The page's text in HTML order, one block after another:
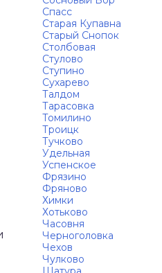
Спасс
Старая Купавна
Старый Снопок
Столбовая
Стулово
Ступино
Сухарево
Талдом
Тарасовка
Томилино
Троицк
Тучково
Удельная
Успенское
Фрязино
Фряново
Химки
Хотьково
Часовня
Черноголовка
Чехов
Чулково